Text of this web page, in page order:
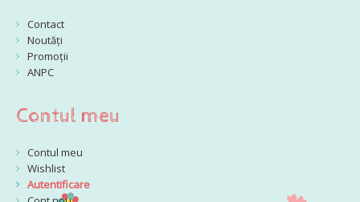
Contact
Noutăți
Promoții
ANPC
Contul meu
Contul meu
Wishlist
Autentificare